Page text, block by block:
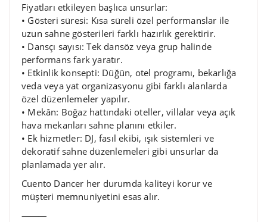
Fiyatları etkileyen başlıca unsurlar:
• Gösteri süresi: Kısa süreli özel performanslar ile
uzun sahne gösterileri farklı hazırlık gerektirir.
• Dansçı sayısı: Tek dansöz veya grup halinde
performans fark yaratır.
• Etkinlik konsepti: Düğün, otel programı, bekarlığa
veda veya yat organizasyonu gibi farklı alanlarda
özel düzenlemeler yapılır.
• Mekân: Boğaz hattındaki oteller, villalar veya açık
hava mekanları sahne planını etkiler.
• Ek hizmetler: DJ, fasıl ekibi, ışık sistemleri ve
dekoratif sahne düzenlemeleri gibi unsurlar da
planlamada yer alır.
Cuento Dancer her durumda kaliteyi korur ve
müşteri memnuniyetini esas alır.
⸻